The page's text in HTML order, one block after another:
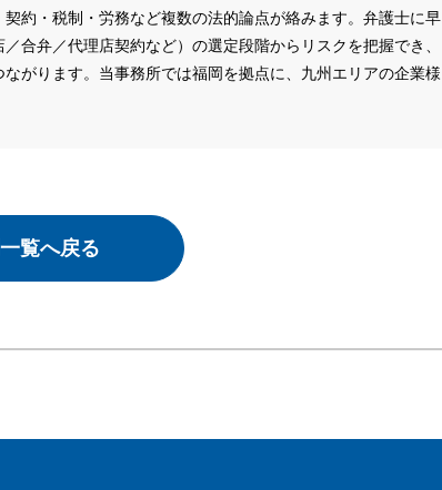
約・税制・労務など複数の法的論点が絡みます。弁護士に早
合弁／代理店契約など）の選定段階からリスクを把握でき、
がります。当事務所では福岡を拠点に、九州エリアの企業様
覧へ戻る